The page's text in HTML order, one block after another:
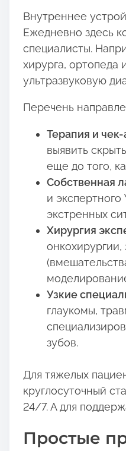
Внутреннее
Ежедневно здесь
специалисты.
хирурга, ортопеда
ультразвуковую
Перечень
Терапия и
выявить
еще до того,
Собственная
и
экстренных
Хирургия
Узкие
глаукомы,
зубов.
Для тяжелых
круглосуточный
24/7. А для
Простые